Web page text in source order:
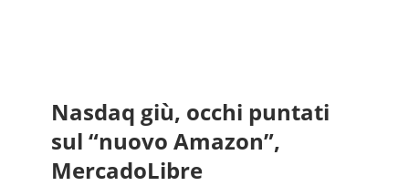
Nasdaq giù, occhi puntati
sul “nuovo Amazon”,
MercadoLibre